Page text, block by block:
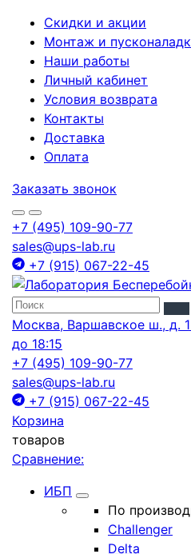
Скидки и акции
Монтаж и
Наши работы
Личный кабинет
Условия возврата
Контакты
Доставка
Оплата
Заказать звонок
+7 (495) 109-90-77
sales@ups-lab.ru
+7 (915) 067-22-45
Москва, Варшавское ш., д.
до 18:15
+7 (495) 109-90-77
sales@ups-lab.ru
+7 (915) 067-22-45
Корзина
товаров
Сравнение:
ИБП
По
Challenger
Delta